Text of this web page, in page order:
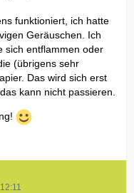
funktioniert, ich hatte
Geräuschen. Ich
sich entflammen oder
(übrigens sehr
Das wird sich erst
kann nicht passieren.